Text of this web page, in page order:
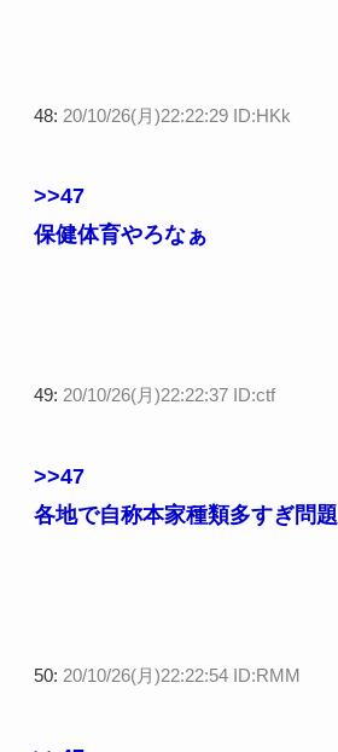
48: 20/10/26(月)22:22:29 ID:HKk
>>47
保健体育やろなぁ
49: 20/10/26(月)22:22:37 ID:ctf
>>47
各地で自称本家種類多すぎ問題
50: 20/10/26(月)22:22:54 ID:RMM